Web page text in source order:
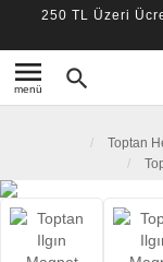
250 TL Üzeri
menu
menü search
Toptan